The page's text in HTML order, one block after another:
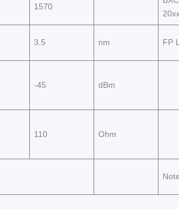
1570
3.5 nm FP
-45 dBm
110 Ohm